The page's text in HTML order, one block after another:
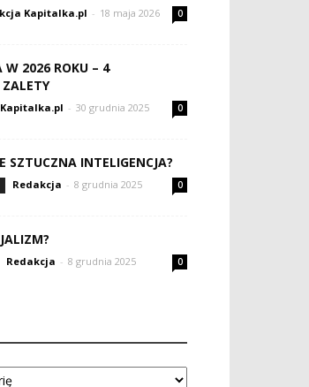
Kapitalka.pl - 18 maja 2026 0
W 2026 ROKU – 4
ZALETY
- 30 grudnia 2025 0
SZTUCZNA INTELIGENCJA?
Redakcja - 8 grudnia 2025 0
Redakcja - 8 grudnia 2025 0